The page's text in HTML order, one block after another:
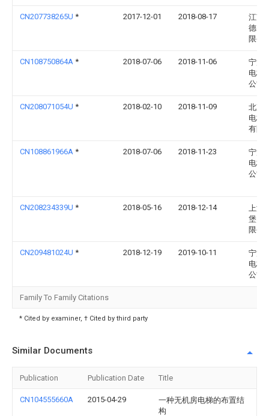
CN207738265U * 2017-12-01 2018-08-17
江苏
德电
限公
CN108750864A * 2018-07-06 2018-11-06
宁波
电梯
公司
CN208071054U * 2018-02-10 2018-11-09
北京
电梯
有限
CN108861966A * 2018-07-06 2018-11-23
宁波
电梯
公司
CN208234339U * 2018-05-16 2018-12-14
上海
堡电
限公
CN209481024U * 2018-12-19 2019-10-11
宁波
电梯
公司
Family To Family Citations
* Cited by examiner, † Cited by third party
Similar Documents
Publication Publication Date Title
CN104555660A 2015-04-29
一种无机房电梯的布置结
构